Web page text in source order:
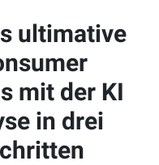
ultimative
mit der KI
in drei